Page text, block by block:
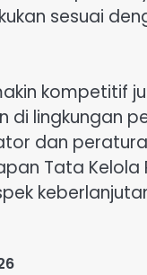
sesuai
kompetitif
di lingkungan
dan
Tata